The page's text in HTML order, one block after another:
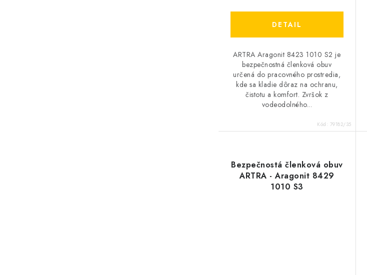
DETAIL
ARTRA Aragonit 8423 1010 S2 je
bezpečnostná členková obuv
určená do pracovného prostredia,
kde sa kladie dôraz na ochranu,
čistotu a komfort. Zvršok z
vodeodolného...
Kód: 79182/35
Bezpečnostá členková obuv
ARTRA - Aragonit 8429
1010 S3